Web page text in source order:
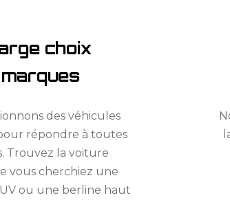
choix
des véhicules
répondre à toutes
Trouvez la voiture
vous cherchiez une
ou une berline haut